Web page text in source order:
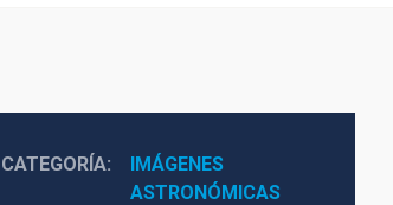
CATEGORÍA
IMÁGENES
ASTRONÓMICAS